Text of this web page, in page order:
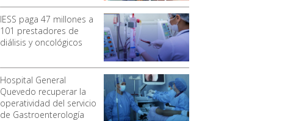
IESS paga 47 millones a
101 prestadores de
diálisis y oncológicos
Hospital General
Quevedo recuperar la
operatividad del servicio
de Gastroenterología